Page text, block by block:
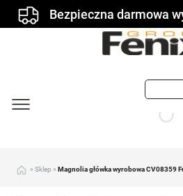
Bezpieczna darmowa
» Sklep » Magnolia główka wyrobowa CV08359